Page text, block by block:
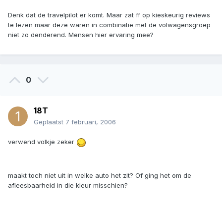
Denk dat de travelpilot er komt. Maar zat ff op kieskeurig reviews
te lezen maar deze waren in combinatie met de volwagensgroep
niet zo denderend. Mensen hier ervaring mee?
0
18T
Geplaatst 7 februari, 2006
verwend volkje zeker
maakt toch niet uit in welke auto het zit? Of ging het om de
afleesbaarheid in die kleur misschien?